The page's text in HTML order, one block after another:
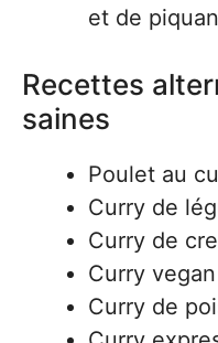
et de
Recettes
saines
Poulet au
Curry de
Curry de
Curry
Curry de